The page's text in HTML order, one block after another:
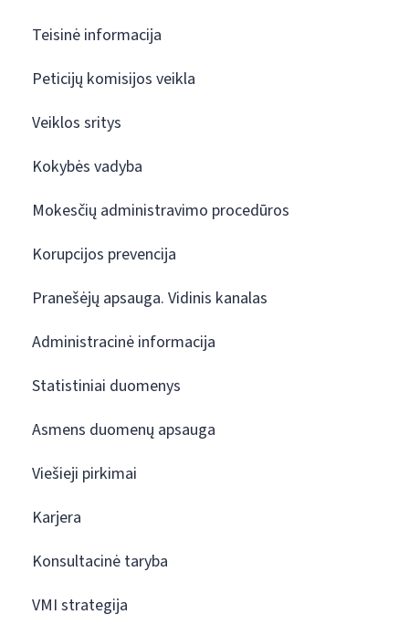
Teisinė informacija
Peticijų komisijos veikla
Veiklos sritys
Kokybės vadyba
Mokesčių administravimo procedūros
Korupcijos prevencija
Pranešėjų apsauga. Vidinis kanalas
Administracinė informacija
Statistiniai duomenys
Asmens duomenų apsauga
Viešieji pirkimai
Karjera
Konsultacinė taryba
VMI strategija